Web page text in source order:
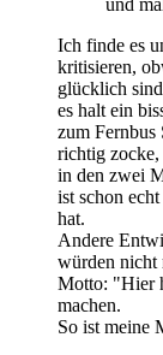
Ich finde es
kritisieren,
glücklich
es halt ein
zum Fernbus
richtig zocke,
in den zwei
ist schon
hat.
Andere
würden nicht
Motto: "Hier
machen.
So ist meine